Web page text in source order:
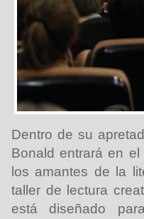
Dentro de su
Bonald entrará en
los amantes de la
taller de lectura
está diseñado